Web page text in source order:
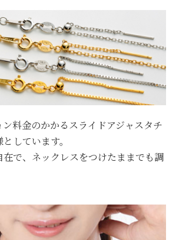
料金のかかるスライドアジャスタチ
しています。
で、ネックレスをつけたままでも調